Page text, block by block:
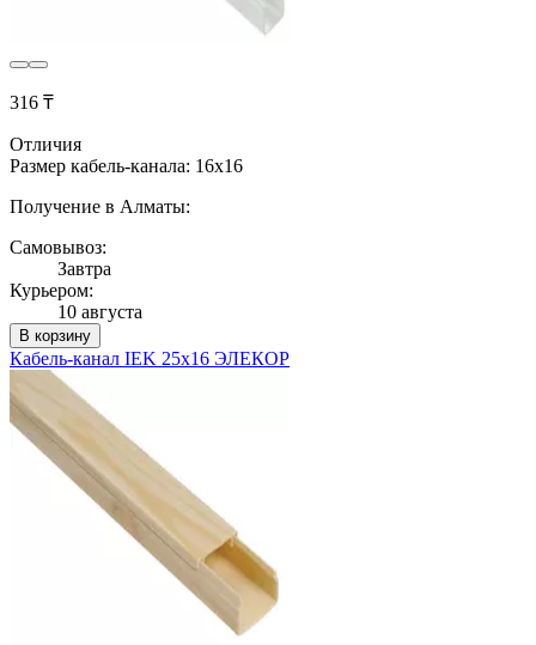
316 ₸
Отличия
Размер кабель-канала: 16х16
Получение в Алматы:
Самовывоз:
Завтра
Курьером:
10 августа
В корзину
Кабель-канал IEK 25х16 ЭЛЕКОР